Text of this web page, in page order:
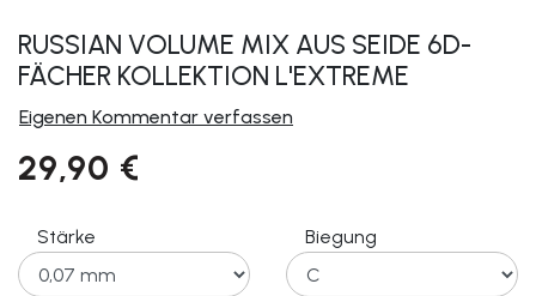
RUSSIAN VOLUME MIX AUS SEIDE 6D-
FÄCHER KOLLEKTION L'EXTREME
Eigenen Kommentar verfassen
29,90 €
Stärke Biegung